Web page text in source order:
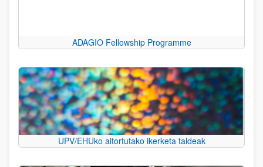
ADAGIO Fellowship Programme
UPV/EHUko aitortutako ikerketa taldeak